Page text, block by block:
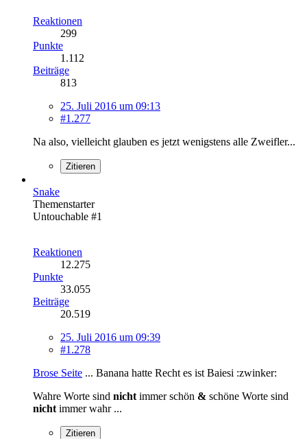
Reaktionen
299
Punkte
1.112
Beiträge
813
25. Juli 2016 um 09:13
#1.277
Na also, vielleicht glauben es jetzt wenigstens alle Zweifler...
Zitieren
Snake
Themenstarter
Untouchable #1
Reaktionen
12.275
Punkte
33.055
Beiträge
20.519
25. Juli 2016 um 09:39
#1.278
Brose Seite ... Banana hatte Recht es ist Baiesi :zwinker:
Wahre Worte sind nicht immer schön & schöne Worte sind
nicht immer wahr ...
Zitieren